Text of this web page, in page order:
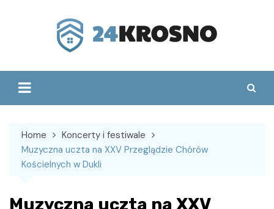
Home
Koncerty i festiwale
Muzyczna uczta na XXV Przeglądzie Chórów
Kościelnych w Dukli
Muzyczna uczta na XXV